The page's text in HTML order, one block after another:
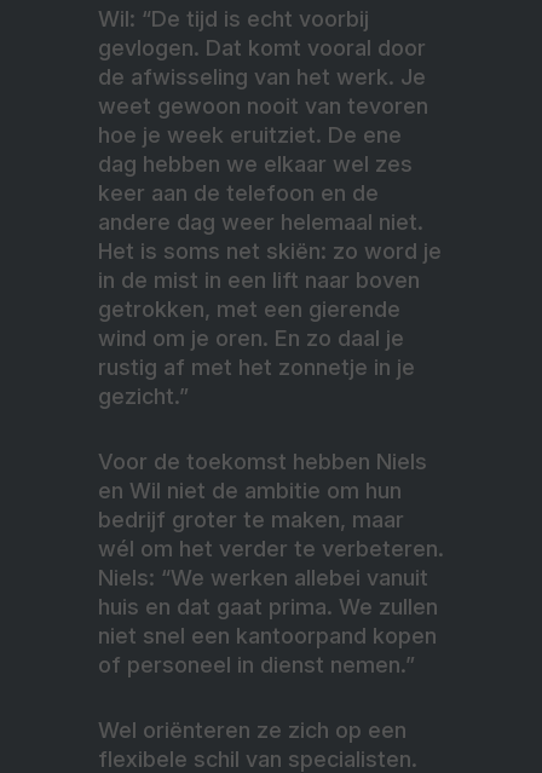
Wil: “De tijd is echt voorbij
gevlogen. Dat komt vooral door
de afwisseling van het werk. Je
weet gewoon nooit van tevoren
hoe je week eruitziet. De ene
dag hebben we elkaar wel zes
keer aan de telefoon en de
andere dag weer helemaal niet.
Het is soms net skiën: zo word je
in de mist in een lift naar boven
getrokken, met een gierende
wind om je oren. En zo daal je
rustig af met het zonnetje in je
gezicht.”
Voor de toekomst hebben Niels
en Wil niet de ambitie om hun
bedrijf groter te maken, maar
wél om het verder te verbeteren.
Niels: “We werken allebei vanuit
huis en dat gaat prima. We zullen
niet snel een kantoorpand kopen
of personeel in dienst nemen.”
Wel oriënteren ze zich op een
flexibele schil van specialisten.